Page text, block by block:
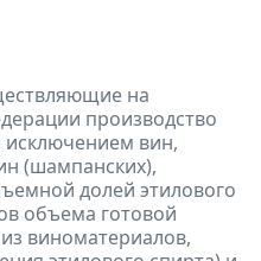
на
производство
исключением вин,
(шампанских),
долей этилового
объема готовой
виноматериалов,